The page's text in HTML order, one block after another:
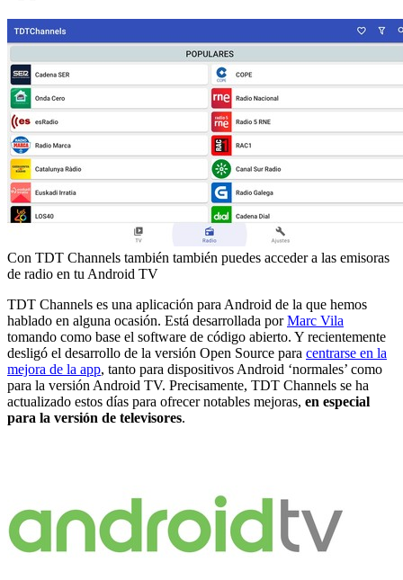
Con TDT Channels también también puedes acceder a las emisoras
de radio en tu Android TV
TDT Channels es una aplicación para Android de la que hemos
hablado en alguna ocasión. Está desarrollada porMarc Vila
tomando como base el software de código abierto. Y recientemente
desligó el desarrollo de la versión Open Source para centrarse en la
mejora de la app, tanto para dispositivos Android ‘normales’ como
para la versión Android TV. Precisamente, TDT Channels se ha
actualizado estos días para ofrecer notables mejoras, en especial
para la versión de televisores.